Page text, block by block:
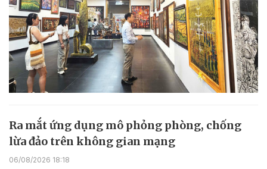
Ra mắt ứng dụng mô phỏng phòng, chống
lừa đảo trên không gian mạng
06/08/2026 18:18